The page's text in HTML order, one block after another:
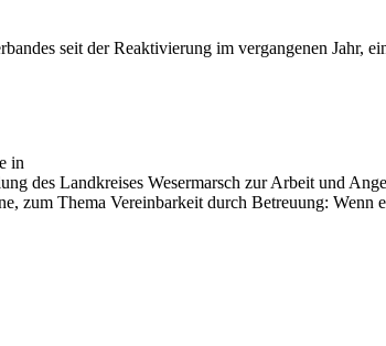
seit der Reaktivierung im vergangenen Jahr,
in
des Landkreises Wesermarsch zur Arbeit und
zum Thema Vereinbarkeit durch Betreuung: